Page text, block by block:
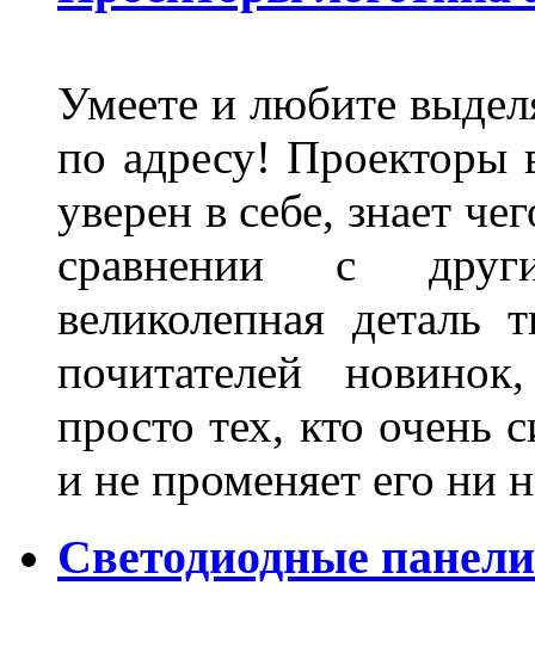
Умеете и любите
по адресу! Проекторы
уверен в себе, знает
сравнении с
великолепная
почитателей
просто тех, кто очень
и не променяет его ни
Светодиодные